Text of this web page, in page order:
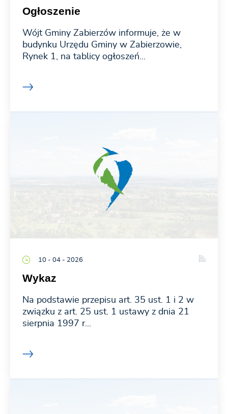
Ogłoszenie
Wójt Gminy Zabierzów informuje, że w
budynku Urzędu Gminy w Zabierzowie,
Rynek 1, na tablicy ogłoszeń...
10 - 04 - 2026
Wykaz
Na podstawie przepisu art. 35 ust. 1 i 2 w
związku z art. 25 ust. 1 ustawy z dnia 21
sierpnia 1997 r...